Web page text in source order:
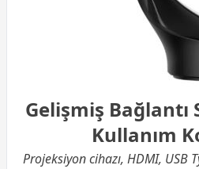
Gelişmiş Bağlantı
Kullanım
Projeksiyon cihazı, HDMI, USB